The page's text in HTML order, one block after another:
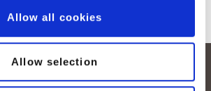
Allow all cookies
Allow selection